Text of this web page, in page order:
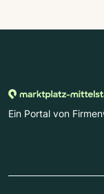
Ein Portal von